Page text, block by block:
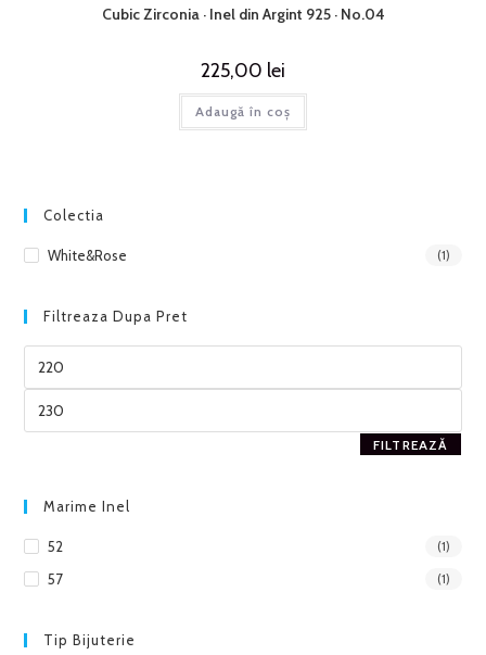
Cubic Zirconia · Inel din Argint 925 · No.04
225,00 lei
Adaugă în coș
Colectia
White&Rose (1)
Filtreaza Dupa Pret
FILTREAZĂ
Marime Inel
52 (1)
57 (1)
Tip Bijuterie